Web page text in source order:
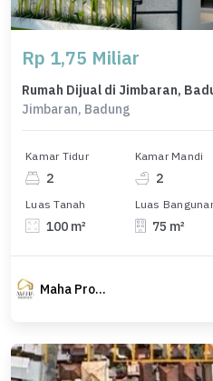
Rp 1,75 Miliar
Rumah Dijual di Jimbaran,
Jimbaran, Badung
Kamar Tidur
2
Kamar Mandi
2
Luas Tanah
100 m²
Luas
75 m²
Maha Property.